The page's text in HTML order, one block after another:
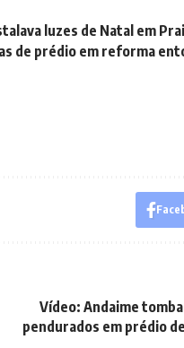
luzes de Natal em
de prédio em reforma
Vídeo: Andaime
pendurados em prédio